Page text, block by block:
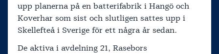
upp planerna på en batterifabrik i Hangö och
Koverhar som sist och slutligen sattes upp i
Skellefteå i Sverige för ett några år sedan.
De aktiva i avdelning 21, Rasebors